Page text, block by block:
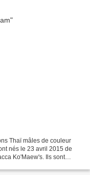
Thaï mâles de couleur
nés le 23 avril 2015 de
Ko'Maew's. Ils sont